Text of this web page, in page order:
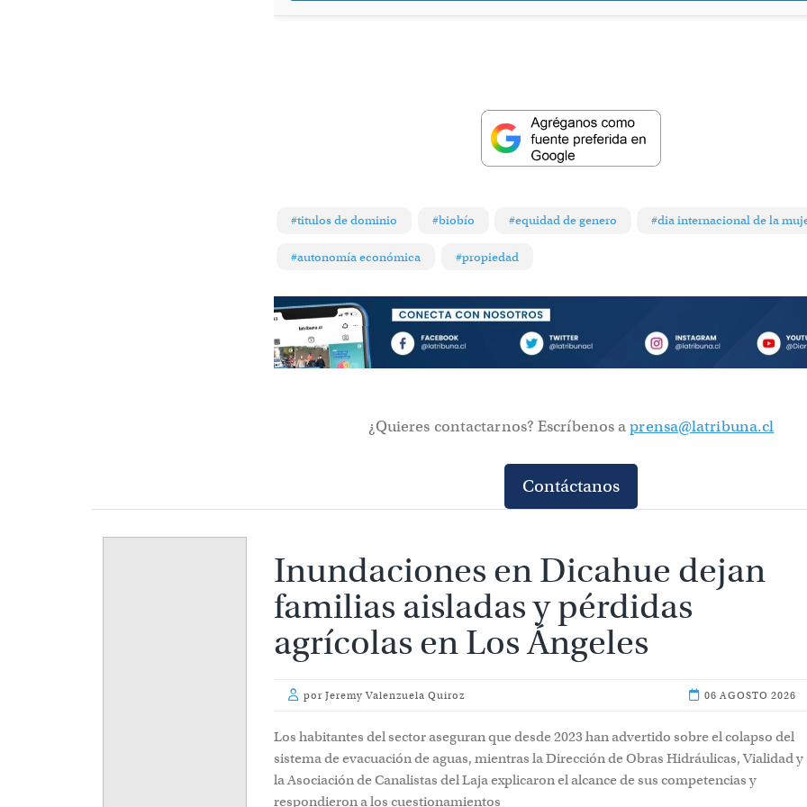
#titulos de dominio #biobío #equidad de genero #dia internacional de la
#autonomía económica #propiedad
¿Quieres contactarnos? Escríbenos aprensa@latribuna.cl
Contáctanos
Inundaciones en Dicahue dejan
familias aisladas y pérdidas
agrícolas en Los Ángeles
por Jeremy Valenzuela Quiroz 06 AGOSTO 2026
Los habitantes del sector aseguran que desde 2023 han advertido sobre el colapso del
sistema de evacuación de aguas, mientras la Dirección de Obras Hidráulicas, Vialidad y
la Asociación de Canalistas del Laja explicaron el alcance de sus competencias y
respondieron a los cuestionamientos